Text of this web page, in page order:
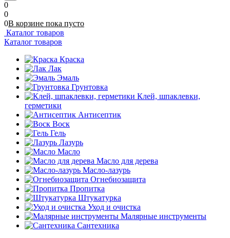
0
0
0В корзине пока пусто
Каталог товаров
Каталог товаров
Краска
Лак
Эмаль
Грунтовка
Клей, шпаклевки,
герметики
Антисептик
Воск
Гель
Лазурь
Масло
Масло для дерева
Масло-лазурь
Огнебиозащита
Пропитка
Штукатурка
Уход и очистка
Малярные инструменты
Сантехника